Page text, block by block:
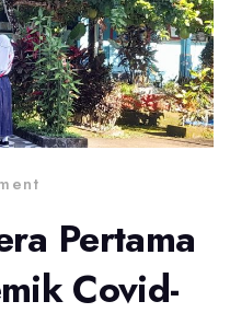
Pertama
Covid-